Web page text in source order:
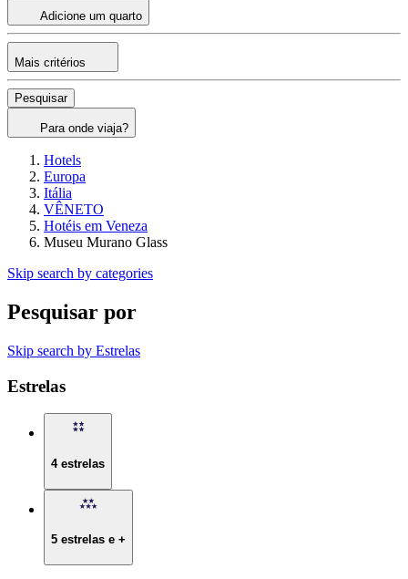
Adicione um quarto
Mais critérios
Pesquisar
Para onde viaja?
Hotels
Europa
Itália
VÊNETO
Hotéis em Veneza
Museu Murano Glass
Skip search by categories
Pesquisar por
Skip search by Estrelas
Estrelas
4 estrelas
5 estrelas e +